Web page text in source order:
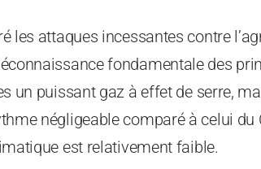
les attaques incessantes contre
fondamentale des
un puissant gaz à effet de serre,
négligeable comparé à celui du
est relativement faible.